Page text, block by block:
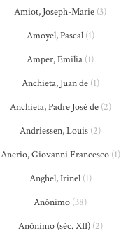
Amiot, Joseph-Marie (3)
Amoyel, Pascal(1)
Amper, Emilia (1)
Anchieta, Juan de(1)
Anchieta, Padre José de(2)
Andriessen, Louis (2)
Anerio, Giovanni Francesco(1)
Anghel, Irinel(1)
Anônimo (38)
Anônimo (séc. XII)(2)